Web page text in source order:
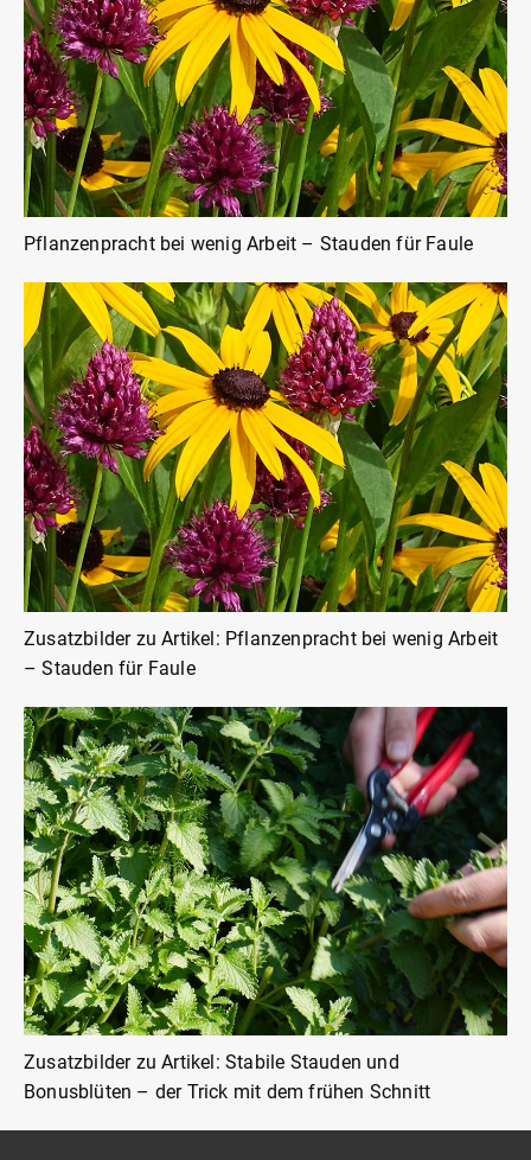
Pflanzenpracht bei wenig Arbeit – Stauden für Faule
Zusatzbilder zu Artikel: Pflanzenpracht bei wenig Arbeit
– Stauden für Faule
Zusatzbilder zu Artikel: Stabile Stauden und
Bonusblüten – der Trick mit dem frühen Schnitt